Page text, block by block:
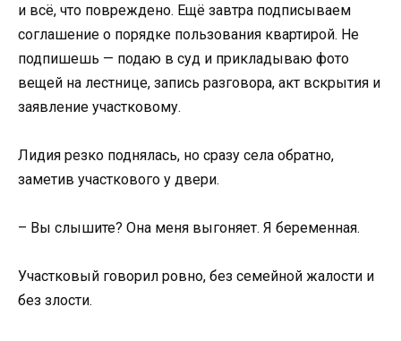
и всё, что повреждено. Ещё завтра подписываем
соглашение о порядке пользования квартирой. Не
подпишешь — подаю в суд и прикладываю фото
вещей на лестнице, запись разговора, акт вскрытия и
заявление участковому.
Лидия резко поднялась, но сразу села обратно,
заметив участкового у двери.
– Вы слышите? Она меня выгоняет. Я беременная.
Участковый говорил ровно, без семейной жалости и
без злости.